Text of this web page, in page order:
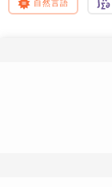
自然言語